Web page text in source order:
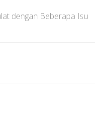
dengan Beberapa Isu